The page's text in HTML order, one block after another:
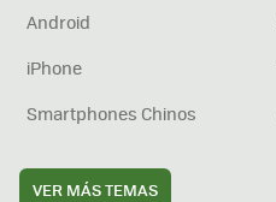
Android
iPhone
Smartphones Chinos
VER MÁS TEMAS